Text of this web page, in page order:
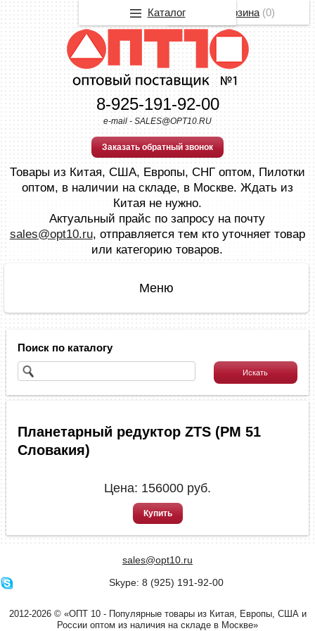
8-925-191-92-00
e-mail - SALES@OPT10.RU
Заказать обратный звонок
Товары из Китая, США, Европы, СНГ оптом, Пилотки
оптом, в наличии на складе, в Москве. Ждать из
Китая не нужно.
Актуальный прайс по запросу на почту
sales@opt10.ru, отправляется тем кто уточняет товар
или категорию товаров.
Поиск по каталогу
Планетарный редуктор ZTS (РМ 51
Словакия)
Цена: 156000 руб.
Купить
sales@opt10.ru
Skype: 8 (925) 191-92-00
2012-2026 © «ОПТ 10 - Популярные товары из Китая, Европы, США и
России оптом из наличия на складе в Москве»
Корзина(0)
Каталог